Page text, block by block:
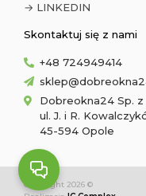
→ LINKEDIN
Skontaktuj się z nami
+48 724949414
Dobreokna24 Sp. z
ul. J. i R.
45-594 Opole
Copyright 2026 ©